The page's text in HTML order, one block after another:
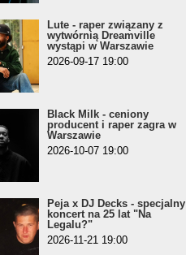
Lute - raper związany z
wytwórnią Dreamville
wystąpi w Warszawie
2026-09-17 19:00
Black Milk - ceniony
producent i raper zagra w
Warszawie
2026-10-07 19:00
Peja x DJ Decks - specjalny
koncert na 25 lat "Na
Legalu?"
2026-11-21 19:00